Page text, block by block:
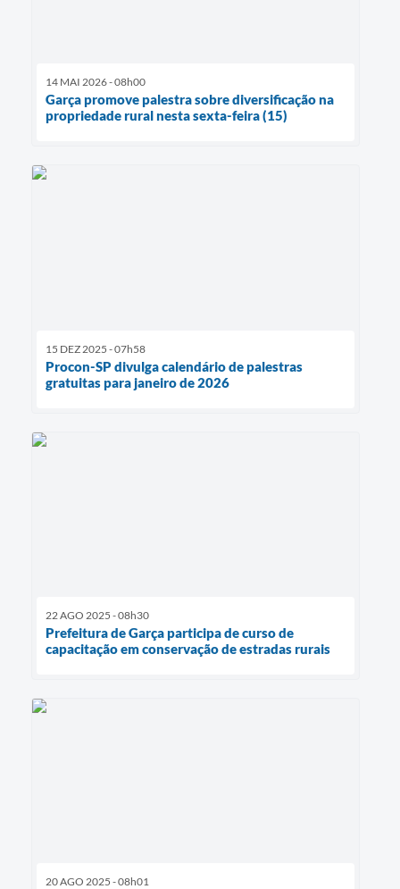
14 MAI 2026 - 08h00
Garça promove palestra sobre diversificação na
propriedade rural nesta sexta-feira (15)
15 DEZ 2025 - 07h58
Procon-SP divulga calendário de palestras
gratuitas para janeiro de 2026
22 AGO 2025 - 08h30
Prefeitura de Garça participa de curso de
capacitação em conservação de estradas rurais
20 AGO 2025 - 08h01